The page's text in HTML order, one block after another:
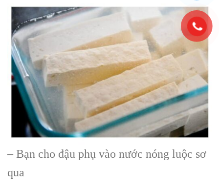
– Bạn cho đậu phụ vào nước nóng luộc sơ
qua